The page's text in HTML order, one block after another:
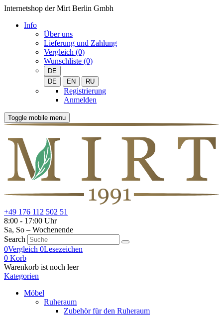
Internetshop der Mirt Berlin Gmbh
Info
Über uns
Lieferung und Zahlung
Vergleich (0)
Wunschliste (0)
DE
DE
EN RU
Registrierung
Anmelden
Toggle mobile menu
+49 176 112 502 51
8:00 - 17:00 Uhr
Sa, So – Wochenende
Search
0Vergleich 0Lesezeichen
0 Korb
Warenkorb ist noch leer
Kategorien
Möbel
Ruheraum
Zubehör für den Ruheraum